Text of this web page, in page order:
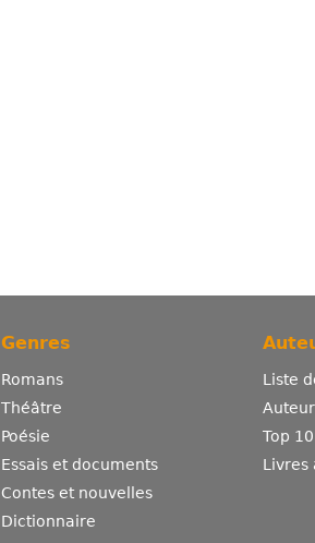
Genres
Romans
Théâtre
Poésie
Essais et documents
Contes et nouvelles
Dictionnaire
Liste
Top
Livres